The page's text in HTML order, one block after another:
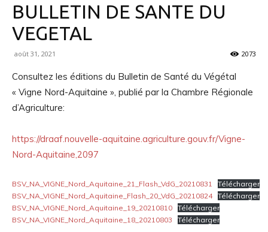
BULLETIN DE SANTE DU
VEGETAL
août 31, 2021 2073
Consultez les éditions du Bulletin de Santé du Végétal
« Vigne Nord-Aquitaine », publié par la Chambre Régionale
d’Agriculture:
https://draaf.nouvelle-aquitaine.agriculture.gouv.fr/Vigne-
Nord-Aquitaine,2097
BSV_NA_VIGNE_Nord_Aquitaine_21_Flash_VdG_20210831
Télécharger
BSV_NA_VIGNE_Nord_Aquitaine_Flash_20_VdG_20210824 Télécharger
BSV_NA_VIGNE_Nord_Aquitaine_19_20210810 Télécharger
BSV_NA_VIGNE_Nord_Aquitaine_18_20210803
Télécharger